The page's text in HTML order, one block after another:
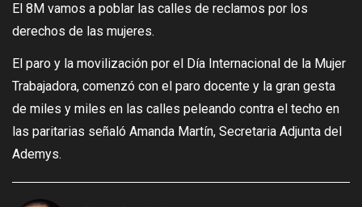
El 8M vamos a poblar las calles de reclamos por los
derechos de las mujeres.
El paro y la movilización por el Día Internacional de la Mujer
Trabajadora, comenzó con el paro docente y la gran gesta
de miles y miles en las calles peleando contra el techo en
las paritarias señaló Amanda Martín, Secretaria Adjunta del
Ademys.